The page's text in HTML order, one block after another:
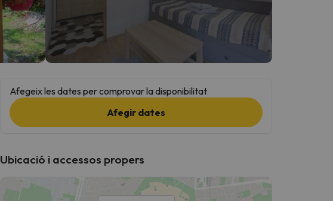
Afegeix les dates per comprovar la disponibilitat
Afegir dates
Ubicació i accessos propers